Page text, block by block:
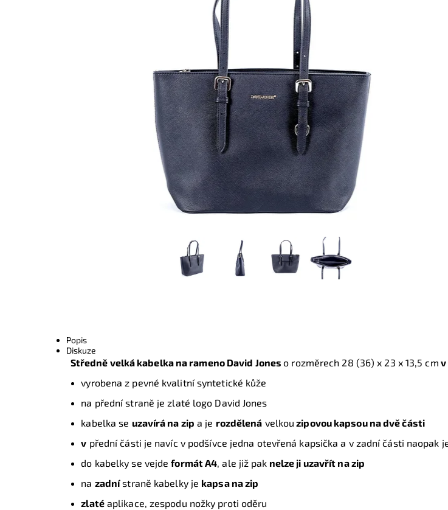
Popis
Diskuze
Středně velká kabelka na rameno David Joneso rozměrech 28 (36) x 23 x 13,5 cm v
vyrobena z pevné kvalitní syntetické kůže
na přední straně je zlaté logo David Jones
kabelka se uzavírá na zip a je rozdělená velkou zipovou kapsou na dvě části
v přední části je navíc v podšívce jedna otevřená kapsička a v zadní části naopak
do kabelky se vejdeformát A4, ale již pak nelze ji uzavřít na zip
na zadnístraně kabelky je kapsa na zip
zlatéaplikace, zespodu nožky proti oděru